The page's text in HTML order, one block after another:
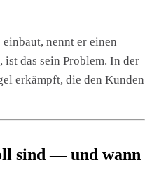
nennt er einen
ist das sein Problem. In der
erkämpft, die den Kunden
sind — und wann